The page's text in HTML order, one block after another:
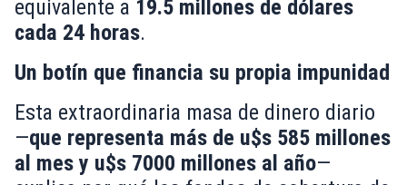
equivalente a 19.5 millones de dólares
cada 24 horas.
Un botín que financia su propia impunidad
Esta extraordinaria masa de dinero diario
—que representa más de u$s 585 millones
al mes y u$s 7000 millones al año—